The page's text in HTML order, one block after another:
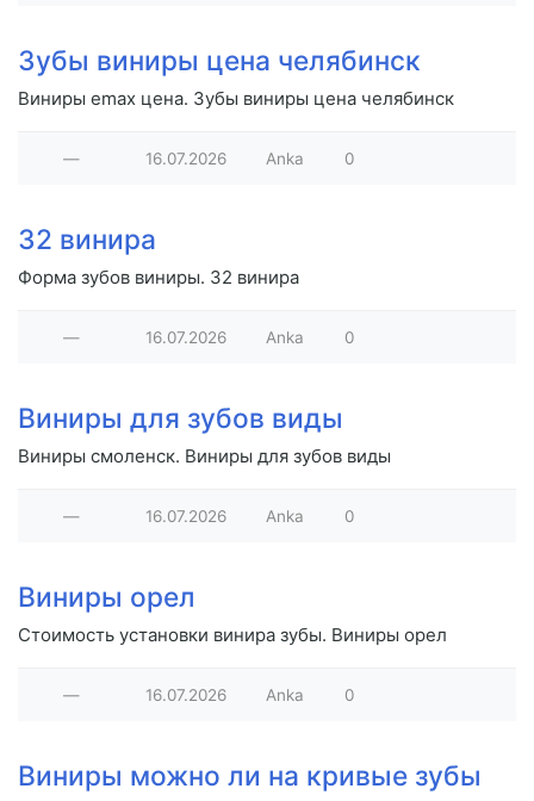
Зубы виниры цена челябинск
Виниры emax цена. Зубы виниры цена челябинск
— 16.07.2026 Anka 0
32 винира
Форма зубов виниры. 32 винира
— 16.07.2026 Anka 0
Виниры для зубов виды
Виниры смоленск. Виниры для зубов виды
— 16.07.2026 Anka 0
Виниры орел
Стоимость установки винира зубы. Виниры орел
— 16.07.2026 Anka 0
Виниры можно ли на кривые зубы